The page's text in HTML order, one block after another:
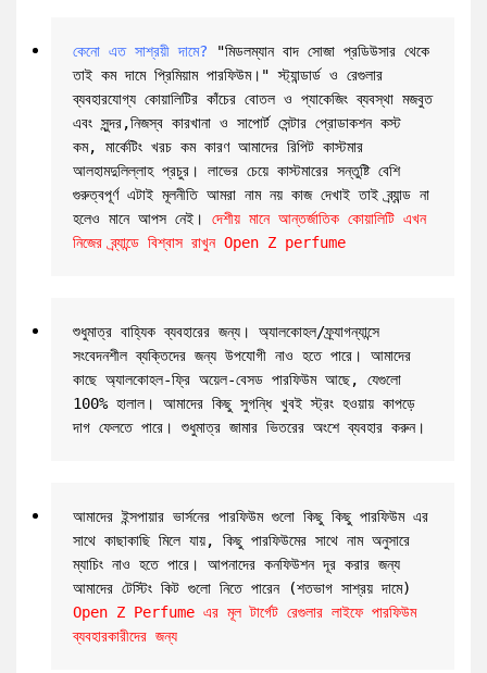
কেনো এত সাশ্রয়ী দামে? "মিডলম্যান বাদ সোজা প্রডিউসার থেকে
তাই কম দামে প্রিমিয়াম পারফিউম।" স্ট্যান্ডার্ড ও রেগুলার
ব্যবহারযোগ্য কোয়ালিটির কাঁচের বোতল ও প্যাকেজিং ব্যবস্থা মজবুত
এবং সুন্দর,নিজস্ব কারখানা ও সাপোর্ট সেন্টার প্রোডাকশন কস্ট
কম, মার্কেটিং খরচ কম কারণ আমাদের রিপিট কাস্টমার
আলহামদুলিল্লাহ প্রচুর। লাভের চেয়ে কাস্টমারের সন্তুষ্টি বেশি
গুরুত্বপূর্ণ এটাই মূলনীতি আমরা নাম নয় কাজ দেখাই তাই ব্র্যান্ড না
হলেও মানে আপস নেই। দেশীয় মানে আন্তর্জাতিক কোয়ালিটি এখন
নিজের ব্র্যান্ডে বিশ্বাস রাখুন Open Z perfume
শুধুমাত্র বাহ্যিক ব্যবহারের জন্য। অ্যালকোহল/ফ্র্যাগন্যান্সে
সংবেদনশীল ব্যক্তিদের জন্য উপযোগী নাও হতে পারে। আমাদের
কাছে অ্যালকোহল-ফ্রি অয়েল-বেসড পারফিউম আছে, যেগুলো
100% হালাল। আমাদের কিছু সুগন্ধি খুবই স্ট্রং হওয়ায় কাপড়ে
দাগ ফেলতে পারে। শুধুমাত্র জামার ভিতরের অংশে ব্যবহার করুন।
আমাদের ইন্সপায়ার ভার্সনের পারফিউম গুলো কিছু কিছু পারফিউম এর
সাথে কাছাকাছি মিলে যায়, কিছু পারফিউমের সাথে নাম অনুসারে
ম্যাচিং নাও হতে পারে। আপনাদের কনফিউশন দূর করার জন্য
Open Z Perfume এর মূল টার্গেট রেগুলার লাইফে পারফিউম
ব্যবহারকারীদের জন্য